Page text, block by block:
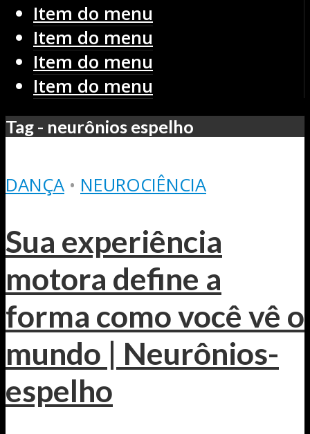
Item do menu
Item do menu
Item do menu
Item do menu
Tag - neurônios espelho
DANÇA • NEUROCIÊNCIA
Sua experiência
motora define a
forma como você vê o
mundo | Neurônios-
espelho